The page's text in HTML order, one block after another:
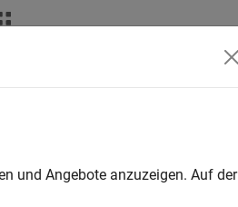
und Angebote anzuzeigen. Auf der